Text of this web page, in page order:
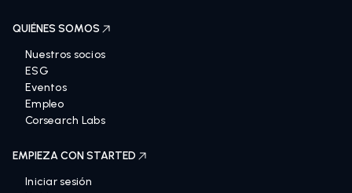
QUIÉNES SOMOS
Nuestros socios
ESG
Eventos
Empleo
Corsearch Labs
EMPIEZA CON STARTED
Iniciar sesión